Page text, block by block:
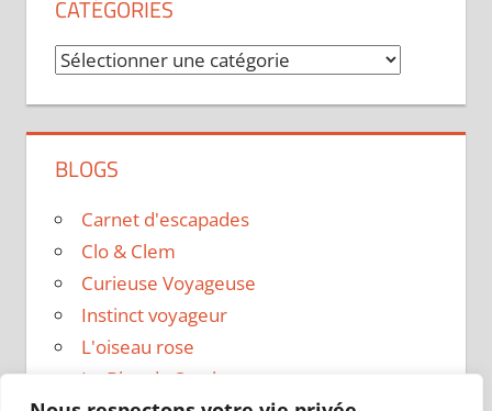
CATÉGORIES
Catégories
BLOGS
Carnet d'escapades
Clo & Clem
Curieuse Voyageuse
Instinct voyageur
L'oiseau rose
Le Blog de Sarah